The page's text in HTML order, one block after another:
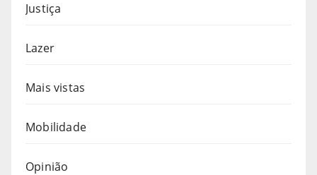
Justiça
Lazer
Mais vistas
Mobilidade
Opinião